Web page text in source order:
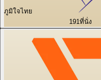
ภูมิใจไทย
191ที่นั่ง